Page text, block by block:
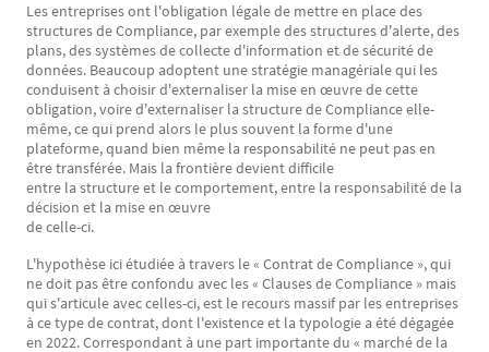
Les entreprises ont l'obligation légale de mettre en place des
structures de Compliance, par exemple des structures d'alerte, des
plans, des systèmes de collecte d'information et de sécurité de
données. Beaucoup adoptent une stratégie managériale qui les
conduisent à choisir d'externaliser la mise en œuvre de cette
obligation, voire d'externaliser la structure de Compliance elle-
même, ce qui prend alors le plus souvent la forme d'une
plateforme, quand bien même la responsabilité ne peut pas en
être transférée. Mais la frontière devient difficile
entre la structure et le comportement, entre la responsabilité de la
décision et la mise en œuvre
de celle-ci.
L'hypothèse ici étudiée à travers le « Contrat de Compliance », qui
ne doit pas être confondu avec les « Clauses de Compliance » mais
qui s'articule avec celles-ci, est le recours massif par les entreprises
à ce type de contrat, dont l'existence et la typologie a été dégagée
en 2022. Correspondant à une part importante du « marché de la